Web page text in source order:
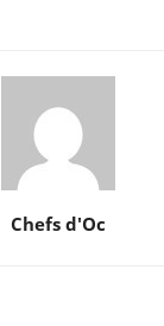
Chefs d'Oc